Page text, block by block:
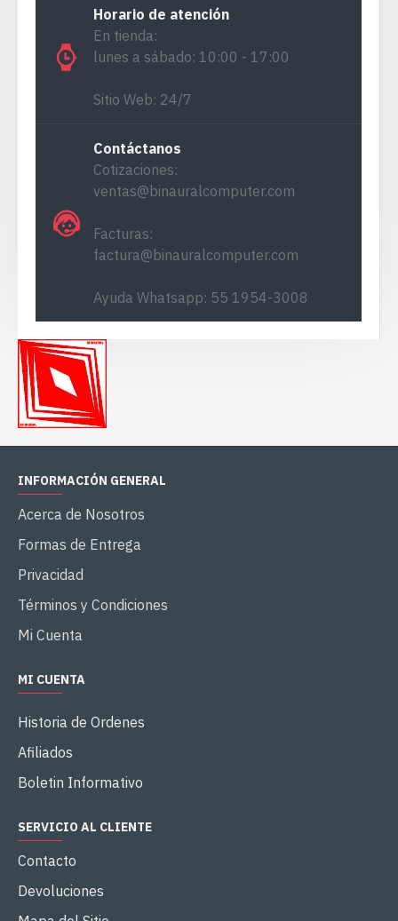
Horario de atención
En tienda:
lunes a sábado: 10:00 - 17:00
Sitio Web: 24/7
Contáctanos
Cotizaciones:
ventas@binauralcomputer.com
Facturas:
factura@binauralcomputer.com
Ayuda Whatsapp: 55 1954-3008
INFORMACIÓN GENERAL
Acerca de Nosotros
Formas de Entrega
Privacidad
Términos y Condiciones
Mi Cuenta
MI CUENTA
Historia de Ordenes
Afiliados
Boletin Informativo
SERVICIO AL CLIENTE
Contacto
Devoluciones